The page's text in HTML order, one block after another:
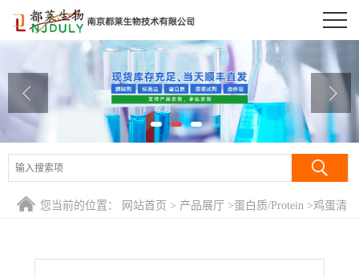
公司介绍
产品展厅
证书荣誉
您当前的位置： 网站首页 > 产品展厅 >蛋白质/Protein >鸡蛋清